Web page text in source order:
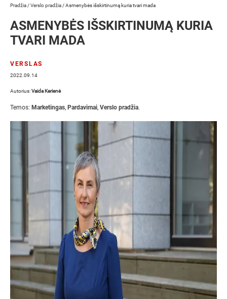
Pradžia /Verslo pradžia /Asmenybės išskirtinumą kuria tvari mada
ASMENYBĖS IŠSKIRTINUMĄ KURIA
TVARI MADA
VERSLAS
2022.09.14
Autorius:Vaida Kerienė
Temos: Marketingas, Pardavimai, Verslo pradžia.